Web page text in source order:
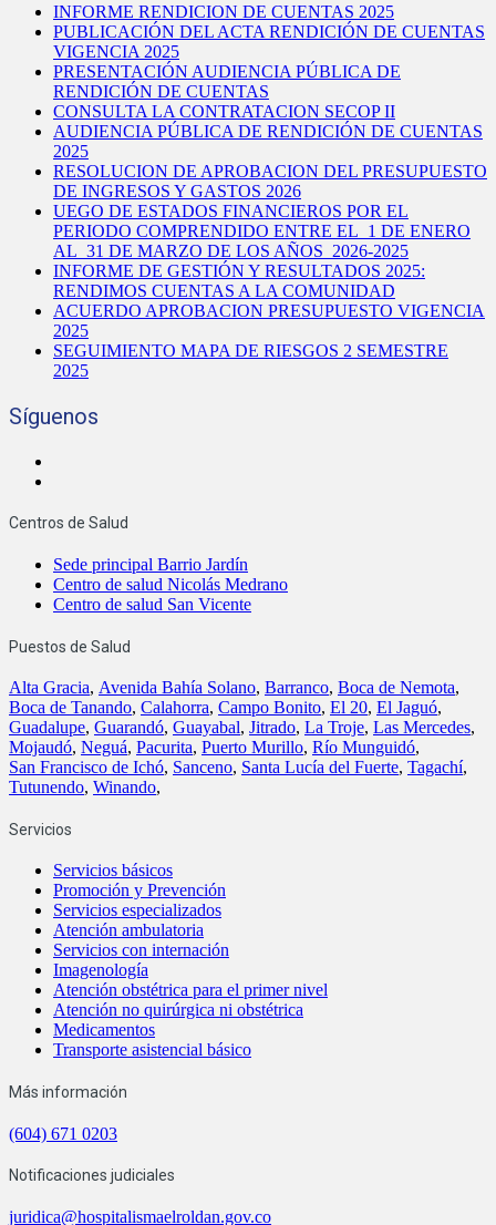
INFORME RENDICION DE CUENTAS 2025
PUBLICACIÓN DEL ACTA RENDICIÓN DE CUENTAS
VIGENCIA 2025
PRESENTACIÓN AUDIENCIA PÚBLICA DE
RENDICIÓN DE CUENTAS
CONSULTA LA CONTRATACION SECOP II
AUDIENCIA PÚBLICA DE RENDICIÓN DE CUENTAS
2025
RESOLUCION DE APROBACION DEL PRESUPUESTO
DE INGRESOS Y GASTOS 2026
UEGO DE ESTADOS FINANCIEROS POR EL
PERIODO COMPRENDIDO ENTRE EL 1 DE ENERO
AL 31 DE MARZO DE LOS AÑOS 2026-2025
INFORME DE GESTIÓN Y RESULTADOS 2025:
RENDIMOS CUENTAS A LA COMUNIDAD
ACUERDO APROBACION PRESUPUESTO VIGENCIA
2025
SEGUIMIENTO MAPA DE RIESGOS 2 SEMESTRE
2025
Síguenos
Centros de Salud
Sede principal Barrio Jardín
Centro de salud Nicolás Medrano
Centro de salud San Vicente
Puestos de Salud
Alta Gracia, Avenida Bahía Solano, Barranco, Boca de Nemota,
Boca de Tanando, Calahorra, Campo Bonito, El 20, El Jaguó,
Guadalupe, Guarandó, Guayabal, Jitrado, La Troje, Las Mercedes,
Mojaudó, Neguá, Pacurita, Puerto Murillo, Río Munguidó,
San Francisco de Ichó, Sanceno, Santa Lucía del Fuerte, Tagachí,
Tutunendo, Winando,
Servicios
Servicios básicos
Promoción y Prevención
Servicios especializados
Atención ambulatoria
Servicios con internación
Imagenología
Atención obstétrica para el primer nivel
Atención no quirúrgica ni obstétrica
Medicamentos
Transporte asistencial básico
Más información
(604) 671 0203
Notificaciones judiciales
juridica@hospitalismaelroldan.gov.co